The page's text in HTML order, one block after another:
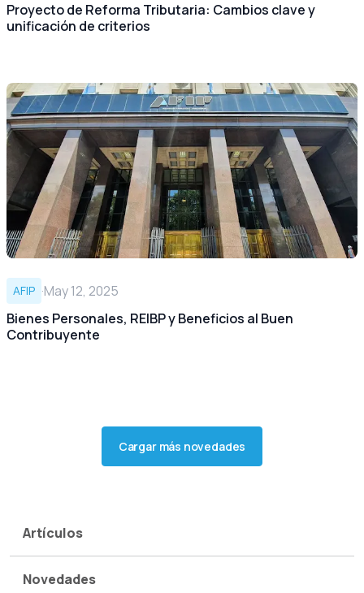
Proyecto de Reforma Tributaria: Cambios clave y
unificación de criterios
AFIP ·May 12, 2025
Bienes Personales, REIBP y Beneficios al Buen
Contribuyente
Cargar más novedades
Artículos
Novedades